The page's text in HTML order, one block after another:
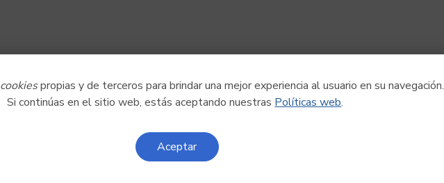
cookiespropias y de terceros para brindar una mejor experiencia al usuario en su navegación.
Si continúas en el sitio web, estás aceptando nuestras Políticas web.
Aceptar